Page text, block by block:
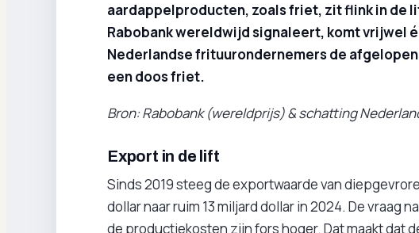
aardappelproducten, zoals friet, zit flink in de
Rabobank wereldwijd signaleert, komt vrijwel
Nederlandse frituurondernemers de
een doos friet.
Bron: Rabobank (wereldprijs) & schatting
Export in de lift
Sinds 2019 steeg de exportwaarde van
dollar naar ruim 13 miljard dollar in 2024. De vraag
de productiekosten zijn fors hoger. Dat maakt dat